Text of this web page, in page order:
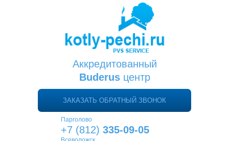
Аккредитованный
Buderusцентр
ЗАКАЗАТЬ ОБРАТНЫЙ ЗВОНОК
Парголово
+7 (812) 335-09-05